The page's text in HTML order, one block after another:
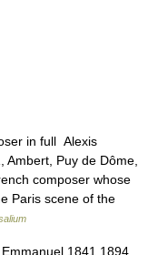
in full Alexis
Puy de Dôme,
composer whose
Paris scene of the
1841 1894